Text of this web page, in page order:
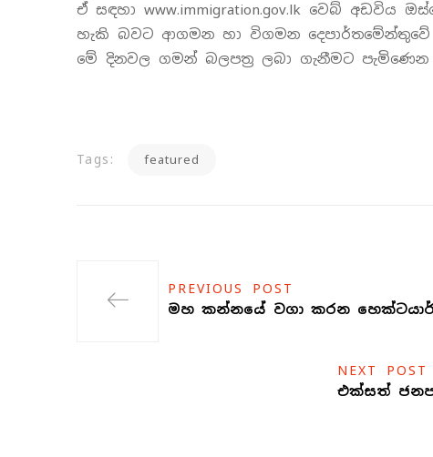
ඒ සඳහා www.immigration.gov.lk වෙබ්
හැකි බවට ආගමන හා විගමන දෙපාර්තමේන්තුවේ
මේ දිනවල ගමන් බලපත්‍ර ලබා ගැනීමට
Tags: featured
PREVIOUS POST
මහ කන්නයේ වගා කරන
NEXT POST
එක්සත්